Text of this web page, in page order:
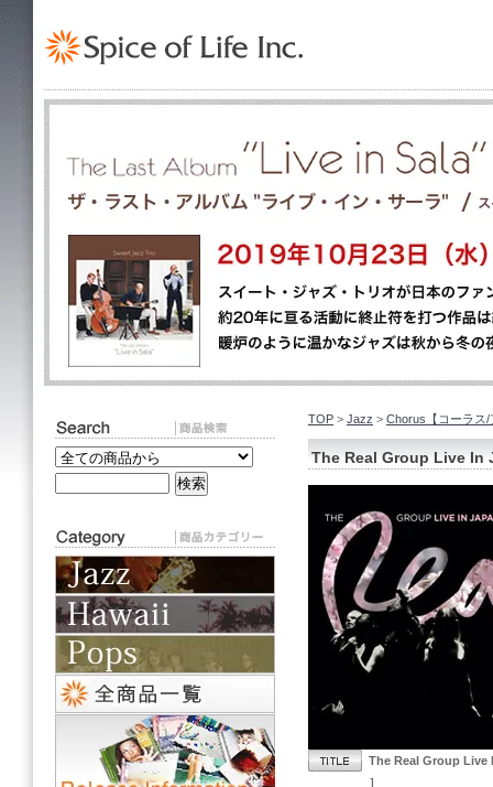
TOP > Jazz > Chorus【コーラス/
The Real Group Live In
The Real Group Live
］